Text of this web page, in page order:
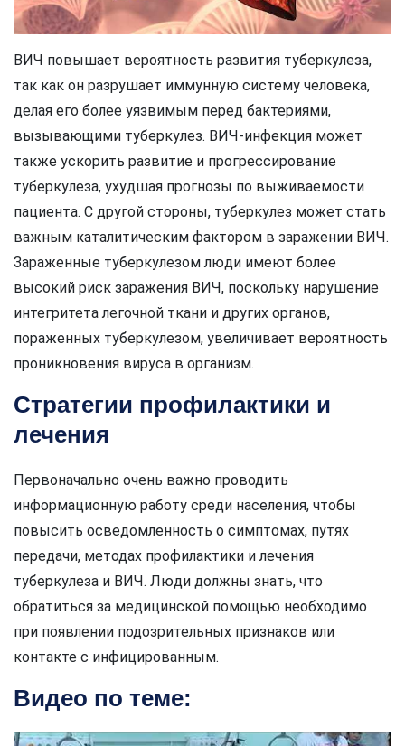
ВИЧ повышает вероятность развития туберкулеза,
так как он разрушает иммунную систему человека,
делая его более уязвимым перед бактериями,
вызывающими туберкулез. ВИЧ-инфекция может
также ускорить развитие и прогрессирование
туберкулеза, ухудшая прогнозы по выживаемости
пациента. С другой стороны, туберкулез может стать
важным каталитическим фактором в заражении ВИЧ.
Зараженные туберкулезом люди имеют более
высокий риск заражения ВИЧ, поскольку нарушение
интегритета легочной ткани и других органов,
пораженных туберкулезом, увеличивает вероятность
проникновения вируса в организм.
Стратегии профилактики и
лечения
Первоначально очень важно проводить
информационную работу среди населения, чтобы
повысить осведомленность о симптомах, путях
передачи, методах профилактики и лечения
туберкулеза и ВИЧ. Люди должны знать, что
обратиться за медицинской помощью необходимо
при появлении подозрительных признаков или
контакте с инфицированным.
Видео по теме: